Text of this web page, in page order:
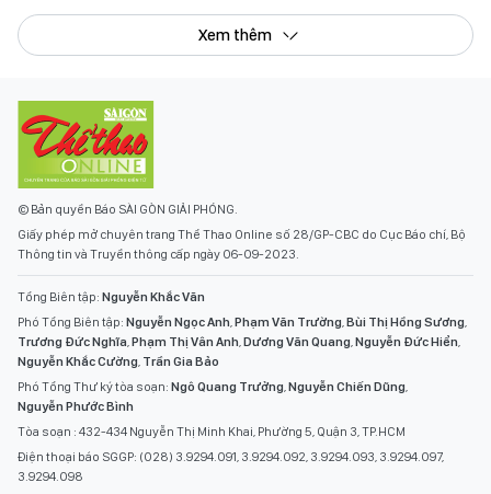
Xem thêm
© Bản quyền Báo SÀI GÒN GIẢI PHÓNG.
Giấy phép mở chuyên trang Thể Thao Online số 28/GP-CBC do Cục Báo chí, Bộ
Thông tin và Truyền thông cấp ngày 06-09-2023.
Tổng Biên tập: Nguyễn Khắc Văn
Phó Tổng Biên tập: Nguyễn Ngọc Anh Phạm Văn Trường Bùi Thị Hồng Sương
Trương Đức Nghĩa Phạm Thị Vân Anh Dương Văn Quang Nguyễn Đức Hiển
Nguyễn Khắc Cường Trần Gia Bảo
Phó Tổng Thư ký tòa soạn: Ngô Quang Trưởng Nguyễn Chiến Dũng
Nguyễn Phước Bình
Tòa soạn : 432-434 Nguyễn Thị Minh Khai, Phường 5, Quận 3, TP.HCM
Điện thoại báo SGGP: (028) 3.9294.091, 3.9294.092, 3.9294.093, 3.9294.097,
3.9294.098